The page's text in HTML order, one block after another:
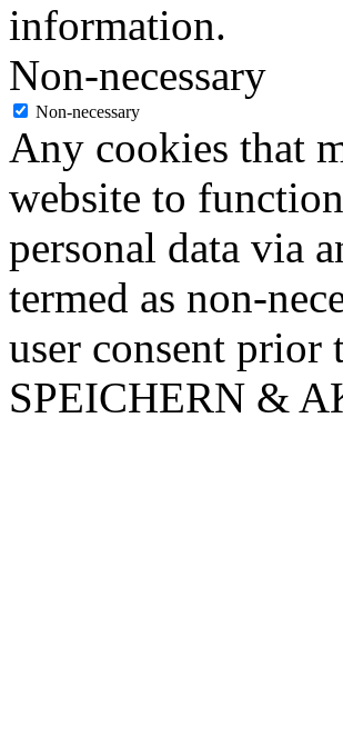
information.
Non-necessary
Non-necessary
Any cookies that
website to
personal data via
termed as non-
user consent prior
SPEICHERN &